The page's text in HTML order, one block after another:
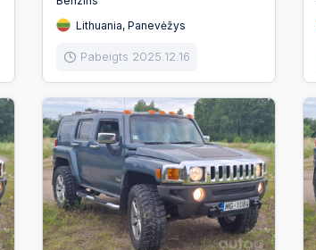
Lithuania, Panevėžys
Pabeigts 2025.12.16